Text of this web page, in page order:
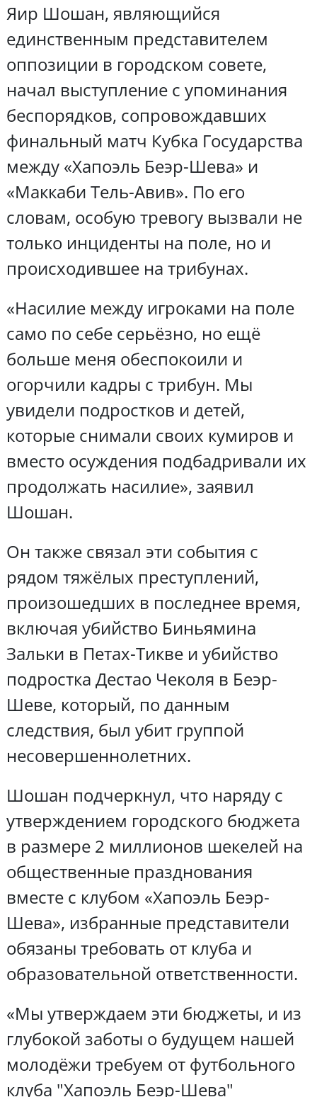
Яир Шошан, являющийся
единственным представителем
оппозиции в городском совете,
начал выступление с упоминания
беспорядков, сопровождавших
финальный матч Кубка Государства
между «Хапоэль Беэр-Шева» и
«Маккаби Тель-Авив». По его
словам, особую тревогу вызвали не
только инциденты на поле, но и
происходившее на трибунах.
«Насилие между игроками на поле
само по себе серьёзно, но ещё
больше меня обеспокоили и
огорчили кадры с трибун. Мы
увидели подростков и детей,
которые снимали своих кумиров и
вместо осуждения подбадривали их
продолжать насилие», заявил
Шошан.
Он также связал эти события с
рядом тяжёлых преступлений,
произошедших в последнее время,
включая убийство Биньямина
Зальки в Петах-Тикве и убийство
подростка Дестао Чеколя в Беэр-
Шеве, который, по данным
следствия, был убит группой
несовершеннолетних.
Шошан подчеркнул, что наряду с
утверждением городского бюджета
в размере 2 миллионов шекелей на
общественные празднования
вместе с клубом «Хапоэль Беэр-
Шева», избранные представители
обязаны требовать от клуба и
образовательной ответственности.
«Мы утверждаем эти бюджеты, и из
глубокой заботы о будущем нашей
молодёжи требуем от футбольного
клуба "Хапоэль Беэр-Шева"